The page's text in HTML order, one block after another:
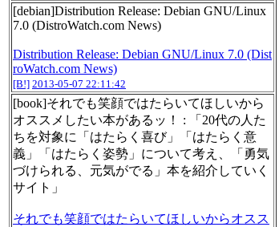
[debian]Distribution Release: Debian GNU/Linux
7.0 (DistroWatch.com News)
Distribution Release: Debian GNU/Linux 7.0 (Dist
roWatch.com News)
[B!] 2013-05-07 22:11:42
[book]それでも笑顔ではたらいてほしいから
オススメしたい本があるッ！ : 「20代の人た
ちを対象に「はたらく喜び」「はたらく意
義」「はたらく姿勢」について考え、「勇気
づけられる、元気がでる」本を紹介していく
サイト」
それでも笑顔ではたらいてほしいからオスス